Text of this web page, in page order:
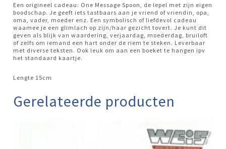
Een origineel cadeau: One Message Spoon, de lepel met zijn eigen
boodschap. Je geeft iets tastbaars aan je vriend of vriendin, opa,
oma, vader, moeder enz. Een symbolisch of liefdevol cadeau
waamee je een glimlach op zijn/haar gezicht tovert. Je kunt dit
geven als blijk van waardering, verjaardag, moederdag, bruiloft
of zelfs om iemand een hart onder de riem te steken. Leverbaar
met diverse teksten. Ook leuk om aan een boeket te hangen ipv
het standaard kaartje.
Lengte 15cm
Gerelateerde producten